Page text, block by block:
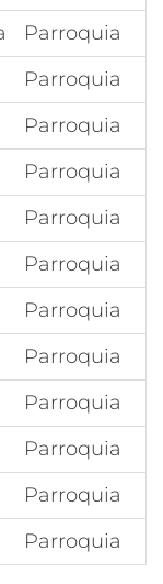
Parroquia
Parroquia
Parroquia
Parroquia
Parroquia
Parroquia
Parroquia
Parroquia
Parroquia
Parroquia
Parroquia
Parroquia